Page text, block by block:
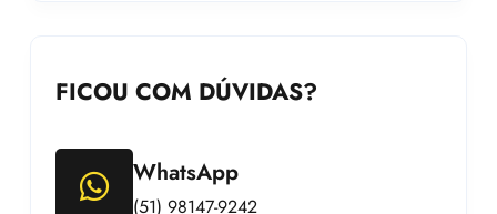
FICOU COM DÚVIDAS?
WhatsApp
(51) 98147-9242